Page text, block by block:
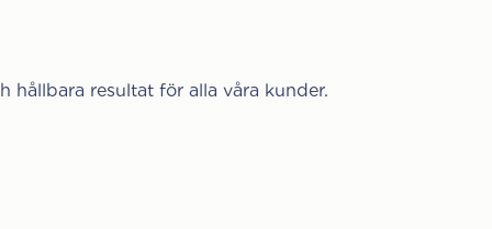
hållbara resultat för alla våra kunder.